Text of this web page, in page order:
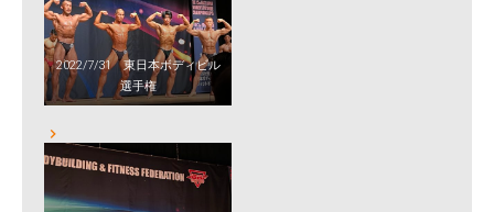
2022/7/31 東日本ボディビル
選手権